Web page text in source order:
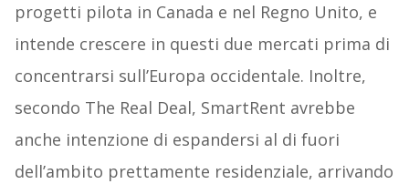
progetti pilota in Canada e nel Regno Unito, e
intende crescere in questi due mercati prima di
concentrarsi sull’Europa occidentale. Inoltre,
secondo The Real Deal, SmartRent avrebbe
anche intenzione di espandersi al di fuori
dell’ambito prettamente residenziale, arrivando